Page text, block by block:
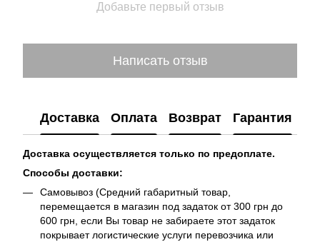
Добавьте первый отзыв
Написать отзыв
Доставка Оплата Возврат Гарантия
Доставка осуществляется только по предоплате.
Способы доставки:
Самовывоз (Средний габаритный товар,
перемещается в магазин под задаток от 300 грн до
600 грн, если Вы товар не забираете этот задаток
покрывает логистические услуги перевозчика или